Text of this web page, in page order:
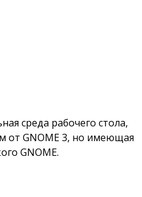
среда рабочего стола,
от GNOME 3, но имеющая
GNOME.